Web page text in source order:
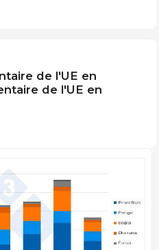
de l'UE en
de l'UE en